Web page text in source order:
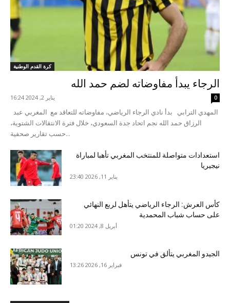
كرة القدم الوطنية
الرجاء يبدأ مفاوضاته لضم حمد الله
يناير 2, 2024 16:24 0
الرزاق حمد الله نجم اتحاد جدة السعودي، خلال فترة الانتقالات الشتوية،
حسب تقارير صحفية...
استعدادات متواصلة للمنتخب المغربي تأهبا لمباراة
نيجيريا
يناير 11, 2026 23:40
كأس العرش: الرجاء الرياضي يتأهل لربع النهائي
على حساب شباب المحمدية
أبريل 8, 2024 01:20
الجيدو المغربي يتألق في تونس
فبراير 16, 2026 13:26